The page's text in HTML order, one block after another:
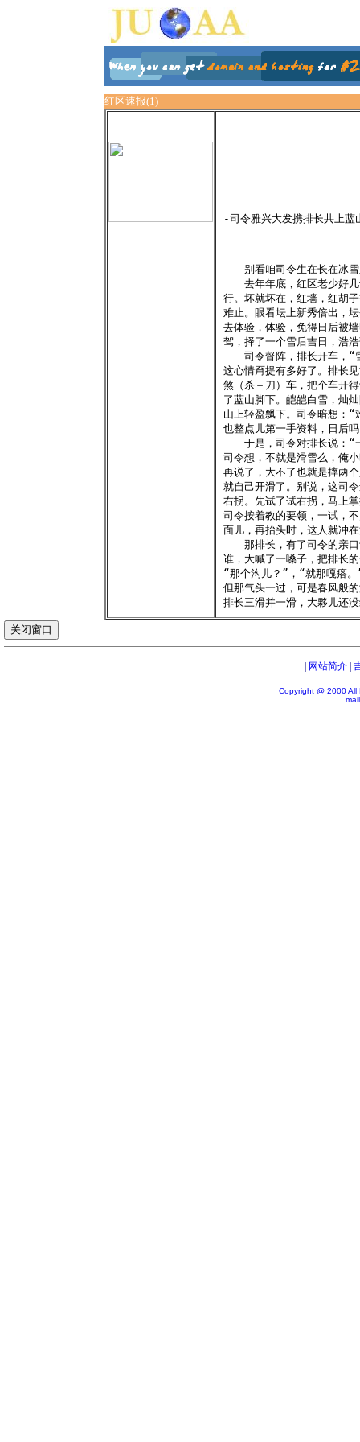
红区速报(1)
-司令雅兴大发携排长共上蓝
别看咱司令生在长在冰雪
去年年底，红区老少好几
行。坏就坏在，红墙，红胡
难止。眼看坛上新秀倍出，
去体验，体验，免得日后被
驾，择了一个雪后吉日，浩
司令督阵，排长开车，“
这心情甭提有多好了。排长
煞（杀＋刀）车，把个车开
了蓝山脚下。皑皑白雪，灿
山上轻盈飘下。司令暗想：
也整点儿第一手资料，日后
于是，司令对排长说：“
司令想，不就是滑雪么，俺
再说了，大不了也就是摔两
就自己开滑了。别说，这司
右拐。先试了试右拐，马上
司令按着教的要领，一试，
面儿，再抬头时，这人就冲
那排长，有了司令的亲口
谁，大喊了一嗓子，把排长
“那个沟儿？”，“就那嘎瘩
但那气头一过，可是春风般
网站简介|
Copyright @ 2000 All